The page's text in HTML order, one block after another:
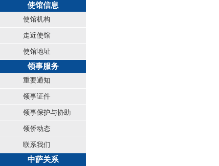
使馆信息
使馆机构
走近使馆
使馆地址
领事服务
重要通知
领事证件
领事保护与协助
领侨动态
联系我们
中萨关系